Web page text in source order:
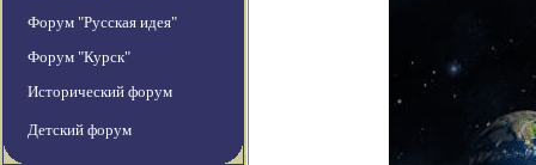
Форум "Русская идея"
Форум "Курск"
Исторический форум
Детский форум